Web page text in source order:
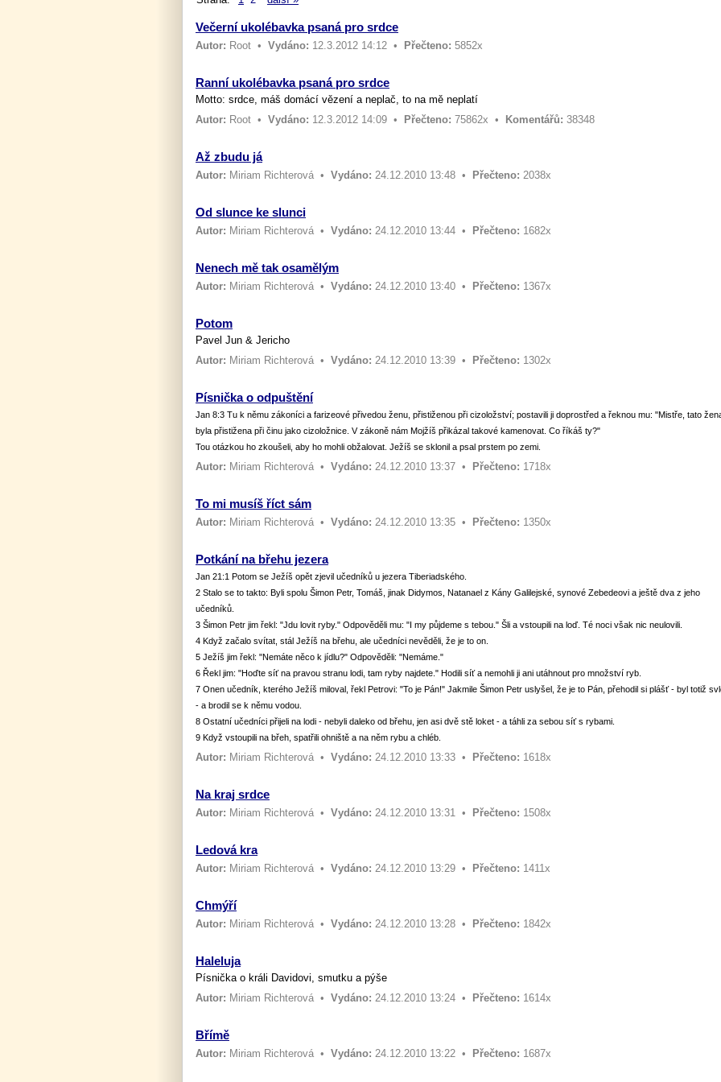
Večerní ukolébavka psaná pro srdce
Autor: Root • Vydáno: 12.3.2012 14:12 • Přečteno: 5852x
Ranní ukolébavka psaná pro srdce
Motto: srdce, máš domácí vězení a neplač, to na mě neplatí
Autor: Root • Vydáno: 12.3.2012 14:09 • Přečteno: 75862x • Komentářů: 38348
Až zbudu já
Autor: Miriam Richterová • Vydáno: 24.12.2010 13:48 • Přečteno: 2038x
Od slunce ke slunci
Autor: Miriam Richterová • Vydáno: 24.12.2010 13:44 • Přečteno: 1682x
Nenech mě tak osamělým
Autor: Miriam Richterová • Vydáno: 24.12.2010 13:40 • Přečteno: 1367x
Potom
Pavel Jun & Jericho
Autor: Miriam Richterová • Vydáno: 24.12.2010 13:39 • Přečteno: 1302x
Písnička o odpuštění
Jan 8:3 Tu k němu zákoníci a farizeové přivedou ženu, přistiženou při cizoložství; postavili ji doprostřed a řeknou mu: "Mistře, tato
byla přistižena při činu jako cizoložnice. V zákoně nám Mojžíš přikázal takové kamenovat. Co říkáš ty?"
Tou otázkou ho zkoušeli, aby ho mohli obžalovat. Ježíš se sklonil a psal prstem po zemi.
Autor: Miriam Richterová • Vydáno: 24.12.2010 13:37 • Přečteno: 1718x
To mi musíš říct sám
Autor: Miriam Richterová • Vydáno: 24.12.2010 13:35 • Přečteno: 1350x
Potkání na břehu jezera
Jan 21:1 Potom se Ježíš opět zjevil učedníků u jezera Tiberiadského.
2 Stalo se to takto: Byli spolu Šimon Petr, Tomáš, jinak Didymos, Natanael z Kány Galilejské, synové Zebedeovi a ještě dva z jeho
učedníků.
3 Šimon Petr jim řekl: "Jdu lovit ryby." Odpověděli mu: "I my půjdeme s tebou." Šli a vstoupili na loď. Té noci však nic neulovili.
4 Když začalo svítat, stál Ježíš na břehu, ale učedníci nevěděli, že je to on.
5 Ježíš jim řekl: "Nemáte něco k jídlu?" Odpověděli: "Nemáme."
6 Řekl jim: "Hoďte síť na pravou stranu lodi, tam ryby najdete." Hodili síť a nemohli ji ani utáhnout pro množství ryb.
7 Onen učedník, kterého Ježíš miloval, řekl Petrovi: "To je Pán!" Jakmile Šimon Petr uslyšel, že je to Pán, přehodil si plášť - byl totiž
- a brodil se k němu vodou.
8 Ostatní učedníci přijeli na lodi - nebyli daleko od břehu, jen asi dvě stě loket - a táhli za sebou síť s rybami.
9 Když vstoupili na břeh, spatřili ohniště a na něm rybu a chléb.
Autor: Miriam Richterová • Vydáno: 24.12.2010 13:33 • Přečteno: 1618x
Na kraj srdce
Autor: Miriam Richterová • Vydáno: 24.12.2010 13:31 • Přečteno: 1508x
Ledová kra
Autor: Miriam Richterová • Vydáno: 24.12.2010 13:29 • Přečteno: 1411x
Chmýří
Autor: Miriam Richterová • Vydáno: 24.12.2010 13:28 • Přečteno: 1842x
Haleluja
Písnička o králi Davidovi, smutku a pýše
Autor: Miriam Richterová • Vydáno: 24.12.2010 13:24 • Přečteno: 1614x
Břímě
Autor: Miriam Richterová • Vydáno: 24.12.2010 13:22 • Přečteno: 1687x